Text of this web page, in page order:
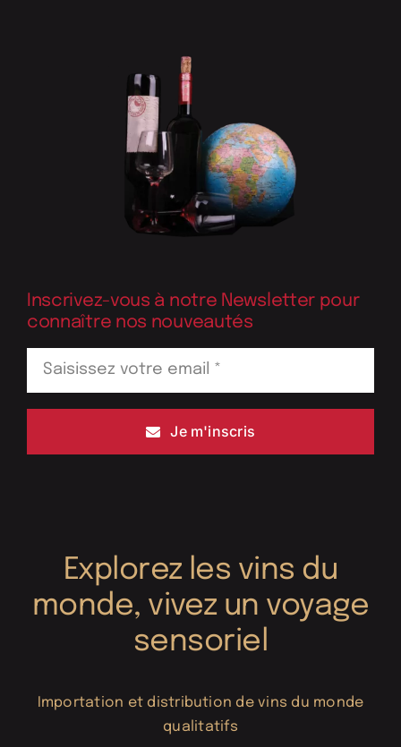
Inscrivez-vous à notre Newsletter pour
connaître nos nouveautés
Je m'inscris
Explorez les vins du
monde, vivez un voyage
sensoriel
Importation et distribution de vins du monde
qualitatifs